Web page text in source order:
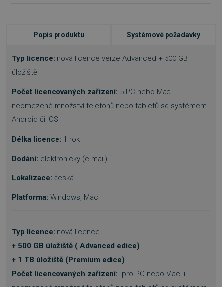
Popis produktu Systémové požadavky
Typ licence: nová licence verze Advanced + 500 GB
úložiště
Počet licencovaných zařízení: 5 PC nebo Mac +
neomezené množství telefonů nebo tabletů se systémem
Android či iOS
Délka licence: 1 rok
Dodání: elektronicky (e-mail)
Lokalizace: česká
Platforma: Windows, Mac
Typ licence: nová licence
+ 500 GB úložiště ( Advanced edice)
+ 1 TB úložiště (Premium edice)
Počet licencovaných zařízení: pro PC nebo Mac +